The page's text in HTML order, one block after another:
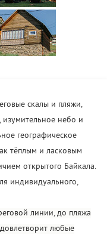
скалы и пляжи,
изумительное небо и
географическое
тёплым и ласковым
открытого Байкала.
индивидуального,
линии, до пляжа
любые